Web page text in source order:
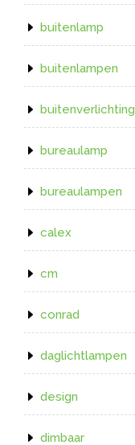
buitenlamp
buitenlampen
buitenverlichting
bureaulamp
bureaulampen
calex
cm
conrad
daglichtlampen
design
dimbaar